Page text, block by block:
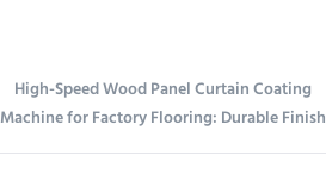
High-Speed Wood Panel Curtain Coating
Machine for Factory Flooring: Durable Finish
& Mass Production Coating Line Product